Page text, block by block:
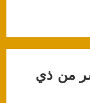
من ذي